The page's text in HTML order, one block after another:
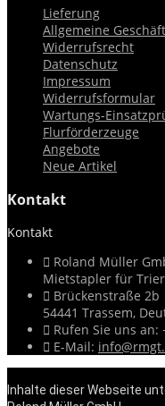
Lieferung
Allgemeine
Widerrufsrecht
Datenschutz
Impressum
Widerrufsformular
Wartungs-
Flurförderzeuge
Angebote
Neue Artikel
Kontakt
Kontakt
 Roland Müller
Mietstapler für
 Brückenstraße 2b
54441 Trassem,
 Rufen Sie uns an:
 E-Mail:
Inhalte dieser Webseite